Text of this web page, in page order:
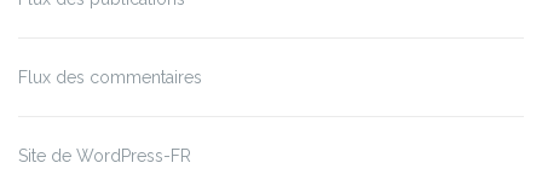
Flux des commentaires
Site de WordPress-FR